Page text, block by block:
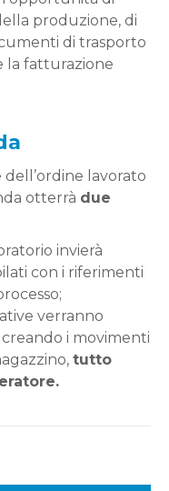
produzione, di
di trasporto
la fatturazione
lavorato
otterrà due
invierà
con i riferimenti
verranno
creando i movimenti
tutto